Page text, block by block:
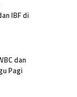
IBF di
dan
Pagi